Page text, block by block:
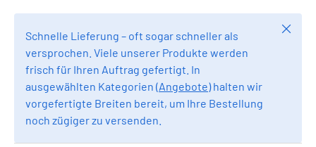
Schnelle Lieferung – oft sogar schneller als
versprochen. Viele unserer Produkte werden
frisch für Ihren Auftrag gefertigt. In
ausgewählten Kategorien (Angebote) halten wir
vorgefertigte Breiten bereit, um Ihre Bestellung
noch zügiger zu versenden.